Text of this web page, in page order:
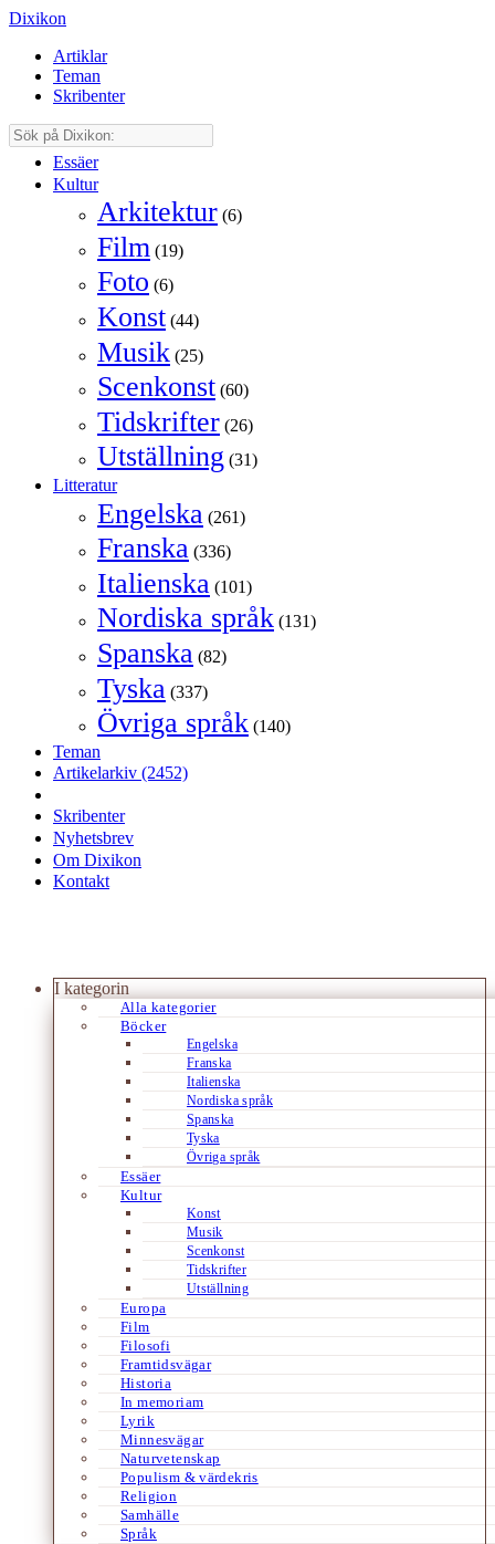
Dixikon
Artiklar
Teman
Skribenter
Essäer
Kultur
Arkitektur (6)
Film (19)
Foto (6)
Konst (44)
Musik (25)
Scenkonst (60)
Tidskrifter (26)
Utställning (31)
Litteratur
Engelska (261)
Franska (336)
Italienska (101)
Nordiska språk (131)
Spanska (82)
Tyska (337)
Övriga språk (140)
Teman
Artikelarkiv (2452)
Skribenter
Nyhetsbrev
Om Dixikon
Kontakt
I kategorin
Alla kategorier
Böcker
Engelska
Franska
Italienska
Nordiska språk
Spanska
Tyska
Övriga språk
Essäer
Kultur
Konst
Musik
Scenkonst
Tidskrifter
Utställning
Europa
Film
Filosofi
Framtidsvägar
Historia
In memoriam
Lyrik
Minnesvägar
Naturvetenskap
Populism & värdekris
Religion
Samhälle
Språk